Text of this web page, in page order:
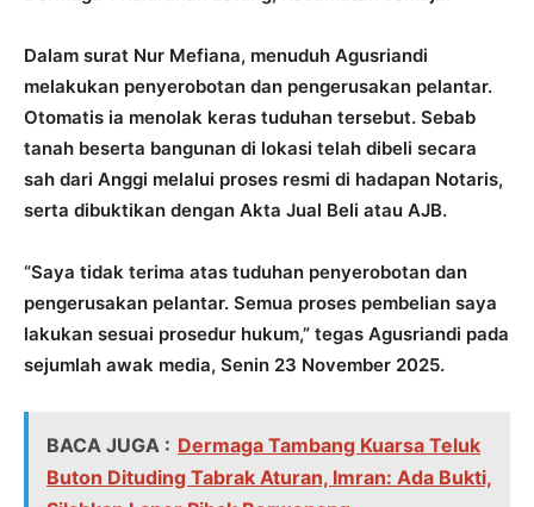
Dalam surat Nur Mefiana, menuduh Agusriandi
melakukan penyerobotan dan pengerusakan pelantar.
Otomatis ia menolak keras tuduhan tersebut. Sebab
tanah beserta bangunan di lokasi telah dibeli secara
sah dari Anggi melalui proses resmi di hadapan Notaris,
serta dibuktikan dengan Akta Jual Beli atau AJB.
“Saya tidak terima atas tuduhan penyerobotan dan
pengerusakan pelantar. Semua proses pembelian saya
lakukan sesuai prosedur hukum,” tegas Agusriandi pada
sejumlah awak media, Senin 23 November 2025.
BACA JUGA : Dermaga Tambang Kuarsa Teluk
Buton Dituding Tabrak Aturan, Imran: Ada Bukti,